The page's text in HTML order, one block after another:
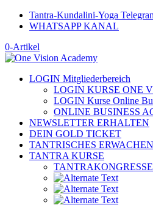
Tantra-Kundalini-Yoga
WHATSAPP KANAL
0-Artikel
LOGIN Mitgliederbereich
LOGIN KURSE ONE
LOGIN Kurse Online
ONLINE BUSINESS
NEWSLETTER ERHALTEN
DEIN GOLD TICKET
TANTRISCHES ERWACHEN
TANTRA KURSE
TANTRAKONGRESSE